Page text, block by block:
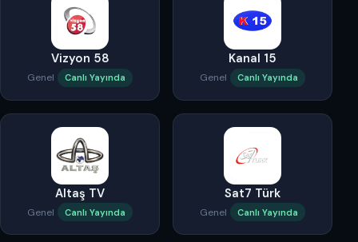
Vizyon 58
Genel Canlı Yayında
Kanal 15
Genel Canlı Yayında
Altaş TV
Genel Canlı Yayında
Sat7 Türk
Genel Canlı Yayında